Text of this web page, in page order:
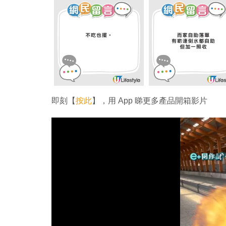
即刻【按此】，用 App 睇更多產品開箱影片